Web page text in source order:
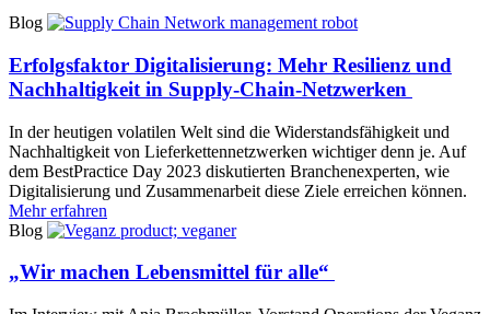
Blog
Erfolgsfaktor Digitalisierung: Mehr Resilienz und
Nachhaltigkeit in Supply-Chain-Netzwerken
In der heutigen volatilen Welt sind die Widerstandsfähigkeit und
Nachhaltigkeit von Lieferkettennetzwerken wichtiger denn je. Auf
dem BestPractice Day 2023 diskutierten Branchenexperten, wie
Digitalisierung und Zusammenarbeit diese Ziele erreichen können.
Mehr erfahren
Blog
„Wir machen Lebensmittel für alle“